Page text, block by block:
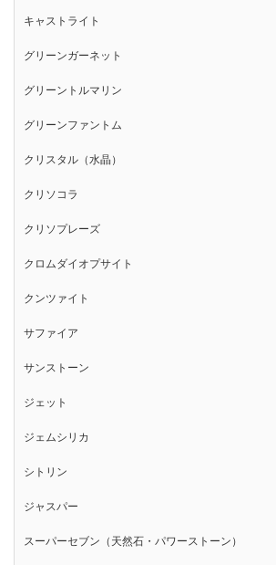
キャストライト
グリーンガーネット
グリーントルマリン
グリーンファントム
クリスタル（水晶）
クリソコラ
クリソプレーズ
クロムダイオプサイト
クンツァイト
サファイア
サンストーン
ジェット
ジェムシリカ
シトリン
ジャスパー
スーパーセブン（天然石・パワーストーン）